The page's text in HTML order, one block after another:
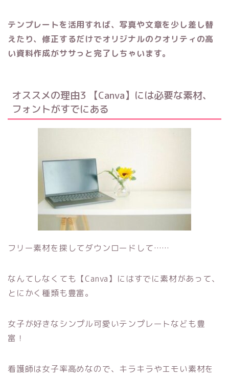
テンプレートを活用すれば、写真や文章を少し差し替
えたり、修正するだけでオリジナルのクオリティの高
い資料作成がササっと完了しちゃいます。
オススメの理由3 【Canva】には必要な素材、
フォントがすでにある
フリー素材を探してダウンロードして……
なんてしなくても【Canva】にはすでに素材があって、
とにかく種類も豊富。
女子が好きなシンプル可愛いテンプレートなども豊
富！
看護師は女子率高めなので、キラキラやエモい素材を